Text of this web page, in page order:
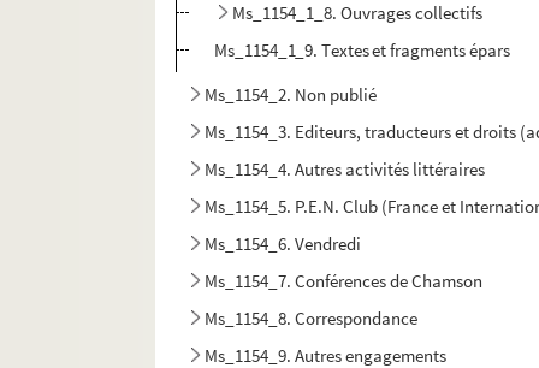
Ms_1154_1_8. Ouvrages collectifs
Ms_1154_1_9. Textes et fragments épars
Ms_1154_2. Non publié
Ms_1154_3. Editeurs, traducteurs et droits
Ms_1154_4. Autres activités littéraires
Ms_1154_5. P.E.N. Club (France et
Ms_1154_6. Vendredi
Ms_1154_7. Conférences de Chamson
Ms_1154_8. Correspondance
Ms_1154_9. Autres engagements